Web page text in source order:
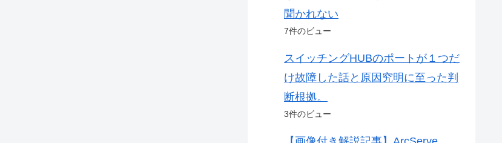
聞かれない
7件のビュー
スイッチングHUBのポートが１つだ
け故障した話と原因究明に至った判
断根拠。
3件のビュー